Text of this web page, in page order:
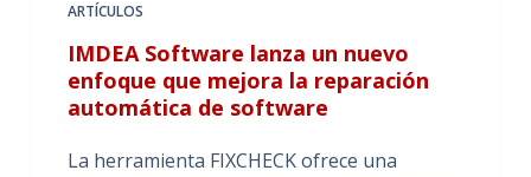
ARTÍCULOS
IMDEA Software lanza un nuevo
enfoque que mejora la reparación
automática de software
La herramienta FIXCHECK ofrece una